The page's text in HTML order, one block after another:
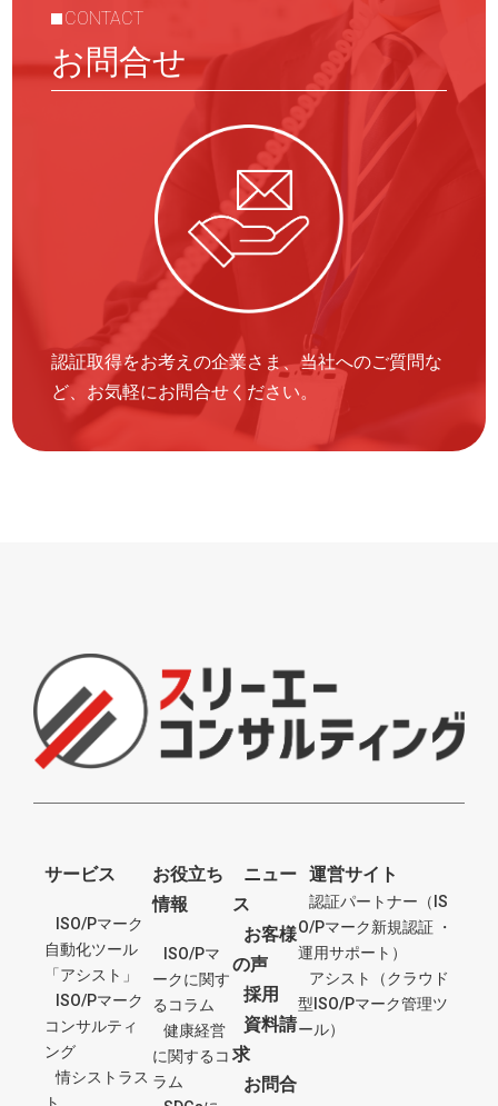
CONTACT
お問合せ
認証取得をお考えの企業さま、当社へのご質問な
ど、お気軽にお問合せください。
サービス
ISO/Pマーク
自動化ツール
「アシスト」
ISO/Pマーク
コンサルティ
ング
情シストラス
ト
お役立ち
情報
ISO/Pマ
ークに関す
るコラム
健康経営
に関するコ
ラム
ニュー
ス
お客様
の声
採用
資料請
求
お問合
運営サイト
認証パートナー（IS
O/Pマーク新規認証 ・
運用サポート）
アシスト（クラウド
型ISO/Pマーク管理ツ
ール）